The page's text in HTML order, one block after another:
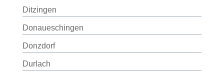
Ditzingen
Donaueschingen
Donzdorf
Durlach